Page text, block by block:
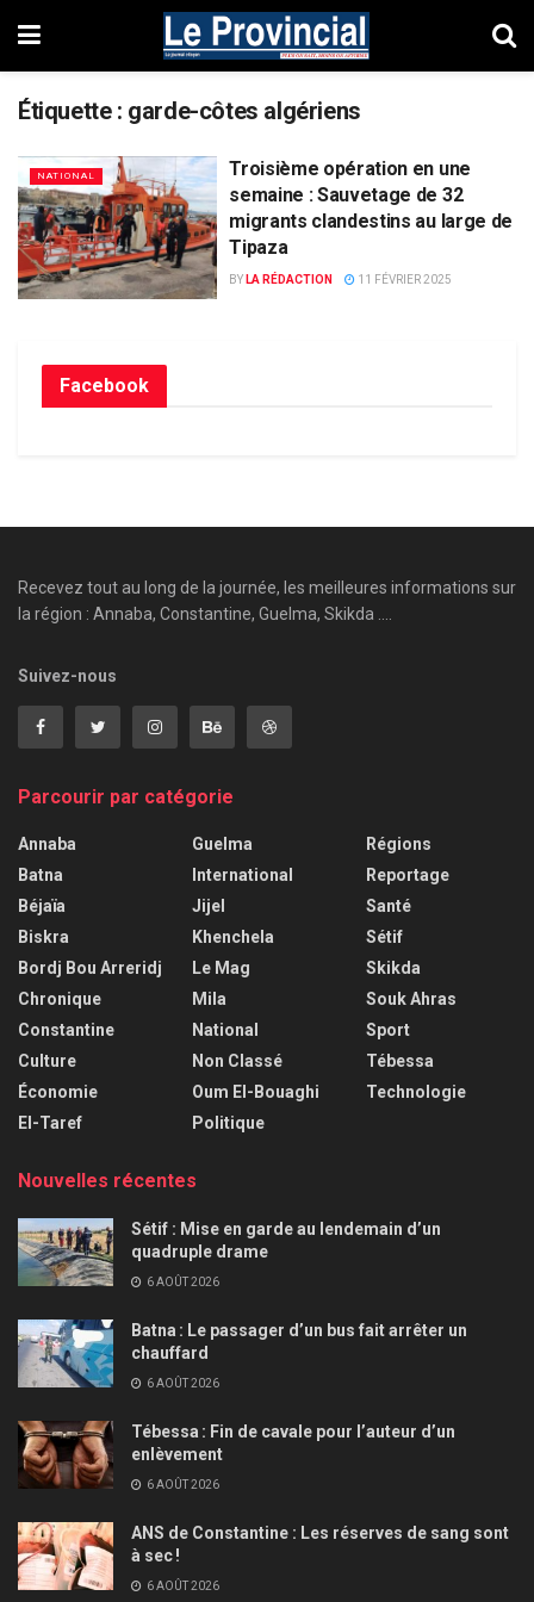
Étiquette : garde-côtes algériens
NATIONAL
Troisième opération en une
semaine : Sauvetage de 32
migrants clandestins au large de
Tipaza
BY LA RÉDACTION 11 FÉVRIER 2025
Facebook
Recevez tout au long de la journée, les meilleures informations sur
la région : Annaba, Constantine, Guelma, Skikda ....
Suivez-nous
Parcourir par catégorie
Annaba
Batna
Béjaïa
Biskra
Bordj Bou Arreridj
Chronique
Constantine
Culture
Économie
El-Taref
Guelma
International
Jijel
Khenchela
Le Mag
Mila
National
Non Classé
Oum El-Bouaghi
Politique
Régions
Reportage
Santé
Sétif
Skikda
Souk Ahras
Sport
Tébessa
Technologie
Nouvelles récentes
Sétif : Mise en garde au lendemain d’un
quadruple drame
6 AOÛT 2026
Batna : Le passager d’un bus fait arrêter un
chauffard
6 AOÛT 2026
Tébessa : Fin de cavale pour l’auteur d’un
enlèvement
6 AOÛT 2026
ANS de Constantine : Les réserves de sang sont
à sec !
6 AOÛT 2026